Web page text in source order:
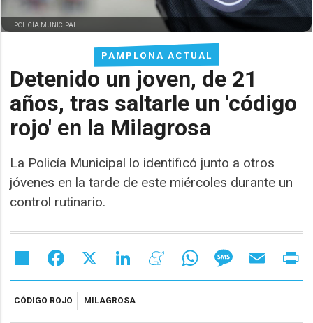
PAMPLONA ACTUAL
Detenido un joven, de 21
años, tras saltarle un 'código
rojo' en la Milagrosa
La Policía Municipal lo identificó junto a otros
jóvenes en la tarde de este miércoles durante un
control rutinario.
POLICÍA MUNICIPAL
Share Facebook LinkedIn MeneameWhatsAppMessageEmail
CÓDIGO ROJO MILAGROSA